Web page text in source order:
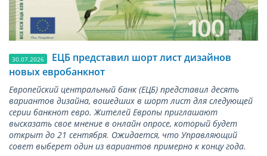
30.07.2026
ЕЦБ представил шорт лист дизайнов
новых евробанкнот
Европейский центральный банк (ЕЦБ) представил десять
вариантов дизайна, вошедших в шорт лист для следующей
серии банкнот евро. Жителей Европы приглашают
высказать свое мнение в онлайн опросе, который будет
открыт до 21 сентября. Ожидается, что Управляющий
совет выберет один из вариантов примерно к концу года.